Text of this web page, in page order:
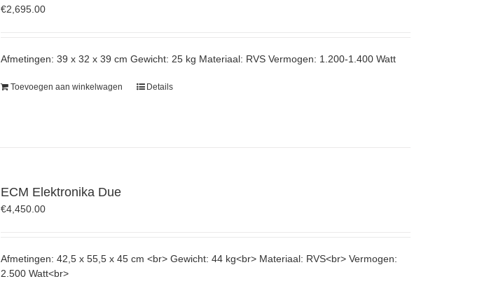
€2,695.00
Afmetingen: 39 x 32 x 39 cm Gewicht: 25 kg Materiaal: RVS Vermogen: 1.200-1.400 Watt
Toevoegen aan winkelwagen Details
ECM Elektronika Due
€4,450.00
Afmetingen: 42,5 x 55,5 x 45 cm <br> Gewicht: 44 kg<br> Materiaal: RVS<br> Vermogen:
2.500 Watt<br>